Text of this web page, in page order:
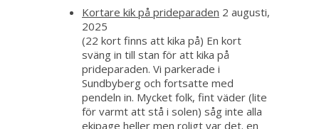
Kortare kik på prideparaden 2 augusti,
2025
(22 kort finns att kika på) En kort
sväng in till stan för att kika på
prideparaden. Vi parkerade i
Sundbyberg och fortsatte med
pendeln in. Mycket folk, fint väder (lite
för varmt att stå i solen) såg inte alla
ekipage heller men roligt var det. en